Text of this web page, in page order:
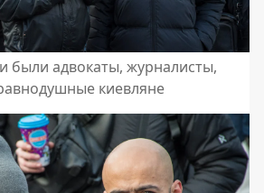
были адвокаты, журналисты,
киевляне